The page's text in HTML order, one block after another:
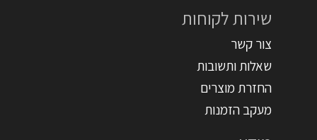
שירות לקוחות
צור קשר
שאלות ותשובות
החזרת מוצרים
מעקב הזמנות